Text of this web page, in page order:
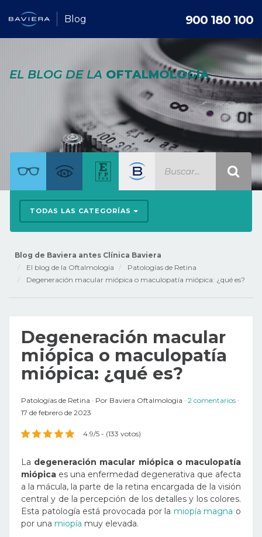
Blog 900 180 100
EL BLOG DE LA OFTALMOLOGÍA
TODAS LAS CATEGORÍAS
Blog de Baviera antes Clínica Baviera
El blog de la Oftalmología
Patologías de Retina
Degeneración macular miópica o maculopatía miópica: ¿qué es?
Degeneración macular
miópica o maculopatía
miópica: ¿qué es?
Patologías de Retina Por Baviera Oftalmologia
2 comentarios
17 de febrero de 2023
4.9/5 - (133 votos)
La degeneración macular miópica o maculopatía
miópica es una enfermedad degenerativa que afecta
a la mácula, la parte de la retina encargada de la visión
central y de la percepción de los detalles y los colores.
Esta patología está provocada por la miopía magna o
por una miopía muy elevada.